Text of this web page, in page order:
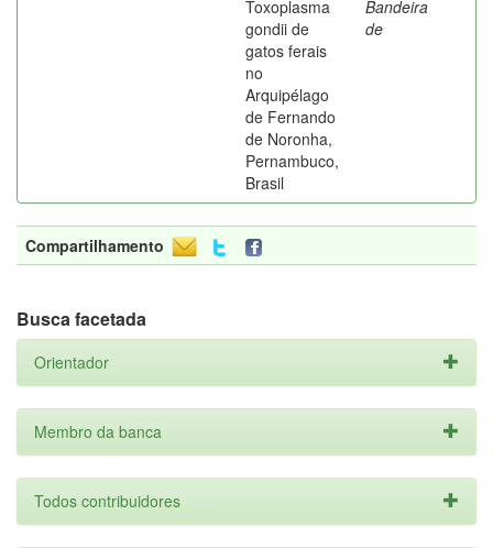
Toxoplasma
gondii de
gatos ferais
no
Arquipélago
de Fernando
de Noronha,
Pernambuco,
Brasil
Bandeira
de
Compartilhamento
Busca facetada
Orientador
Membro da banca
Todos contribuidores